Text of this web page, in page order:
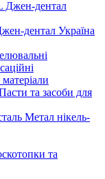
дентал Україна
та засоби для
Метал нікель-
та